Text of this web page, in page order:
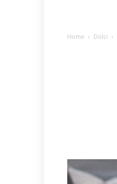
Home Dolci